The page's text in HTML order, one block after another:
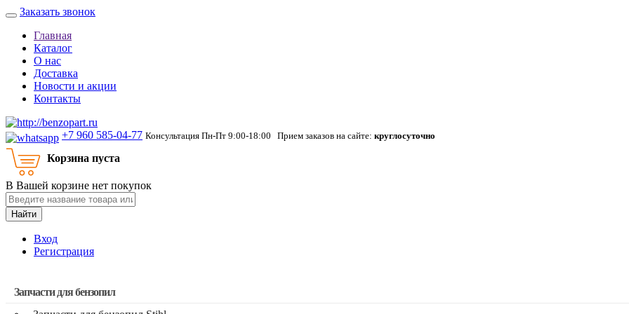
Заказать звонок
Главная
Каталог
О нас
Доставка
Новости и акции
Контакты
+7 960 585-04-77 Консультация Пн-Пт 9:00-18:00 Прием заказов на сайте: круглосуточно
Корзина пуста
В Вашей корзине нет покупок
Найти
Вход
Регистрация
Запчасти для бензопил